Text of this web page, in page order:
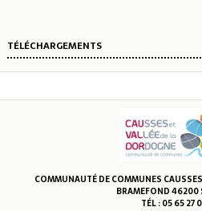
TÉLÉCHARGEMENTS
COMMUNAUTÉ DE COMMUNES
BRAMEFOND 46200
TÉL : 05 65 27